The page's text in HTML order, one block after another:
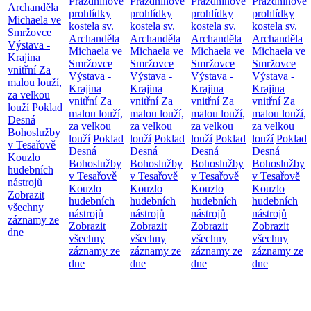
Archanděla
Michaela ve
Smržovce
Výstava -
Krajina
vnitřní Za
malou louží,
za velkou
louží Poklad
Desná
Bohoslužby
v Tesařově
Kouzlo
hudebních
nástrojů
Zobrazit
všechny
záznamy ze
dne
prohlídky
kostela sv.
Archanděla
Michaela ve
Smržovce
Výstava -
Krajina
vnitřní Za
malou louží,
za velkou
louží Poklad
Desná
Bohoslužby
v Tesařově
Kouzlo
hudebních
nástrojů
Zobrazit
všechny
záznamy ze
dne
prohlídky
kostela sv.
Archanděla
Michaela ve
Smržovce
Výstava -
Krajina
vnitřní Za
malou louží,
za velkou
louží Poklad
Desná
Bohoslužby
v Tesařově
Kouzlo
hudebních
nástrojů
Zobrazit
všechny
záznamy ze
dne
prohlídky
kostela sv.
Archanděla
Michaela ve
Smržovce
Výstava -
Krajina
vnitřní Za
malou louží,
za velkou
louží Poklad
Desná
Bohoslužby
v Tesařově
Kouzlo
hudebních
nástrojů
Zobrazit
všechny
záznamy ze
dne
prohlídky
kostela sv.
Archanděla
Michaela ve
Smržovce
Výstava -
Krajina
vnitřní Za
malou louží,
za velkou
louží Poklad
Desná
Bohoslužby
v Tesařově
Kouzlo
hudebních
nástrojů
Zobrazit
všechny
záznamy ze
dne